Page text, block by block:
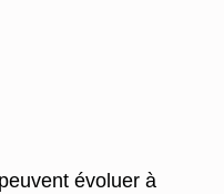
évoluer à